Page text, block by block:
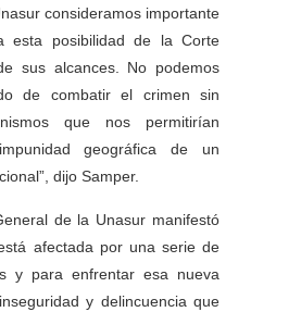
consideramos importante
esta posibilidad de la Corte
sus alcances. No podemos
de combatir el crimen sin
que nos permitirían
geográfica de un
dijo Samper.
de la Unasur manifestó
afectada por una serie de
y para enfrentar esa nueva
y delincuencia que